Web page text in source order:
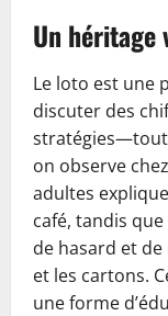
Un héritage
Le loto est une
discuter des
stratégies—tout
on observe
adultes
café, tandis
de hasard et
et les cartons.
une forme